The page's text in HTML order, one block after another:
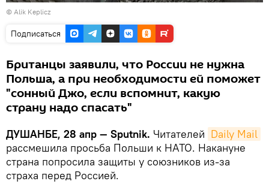
© Alik Keplicz
Подписаться
Британцы заявили, что России не нужна
Польша, а при необходимости ей поможет
"сонный Джо, если вспомнит, какую
страну надо спасать"
ДУШАНБЕ, 28 апр — Sputnik. Читателей Daily Mail
рассмешила просьба Польши к НАТО. Накануне
страна попросила защиты у союзников из-за
страха перед Россией.